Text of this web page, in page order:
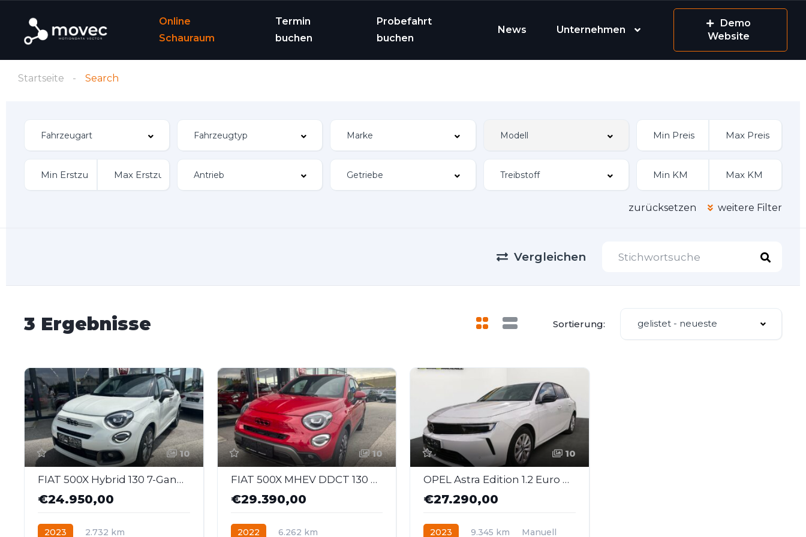
Online
Schauraum
Termin
buchen
Probefahrt
buchen
News Unternehmen
Demo
Website
Startseite Search
zurücksetzen weitere Filter
Vergleichen
3 Ergebnisse Sortierung: gelistet - neueste
10
FIAT 500X Hybrid 130 7-Gang-DCT Sport
€24.950,00
2023 2.732 km
10
FIAT 500X MHEV DDCT 130 RED
€29.390,00
2022 6.262 km
10
OPEL Astra Edition 1.2 Euro 6d
€27.290,00
2023 9.345 km Manuell